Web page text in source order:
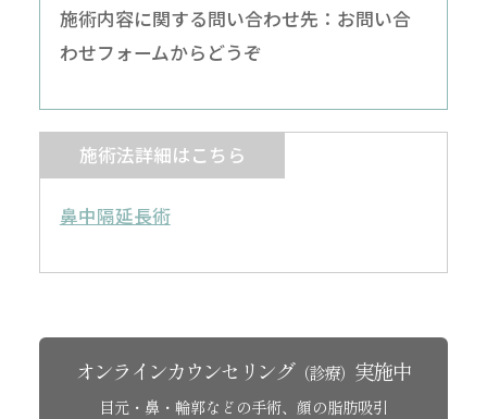
施術内容に関する問い合わせ先： お問い合
わせフォームからどうぞ
施術法詳細はこちら
鼻中隔延長術
オンラインカウンセリング（診療） 実施中
目元・鼻・輪郭などの手術、顔の脂肪吸引